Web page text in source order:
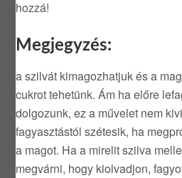
hozzá!
Megjegyzés:
a szilvát kimagozhatjuk és a
cukrot tehetünk. Ám ha előre
dolgozunk, ez a művelet nem
fagyasztástól szétesik, ha
a magot. Ha a mirelit szilva
megvárni, hogy kiolvadjon,